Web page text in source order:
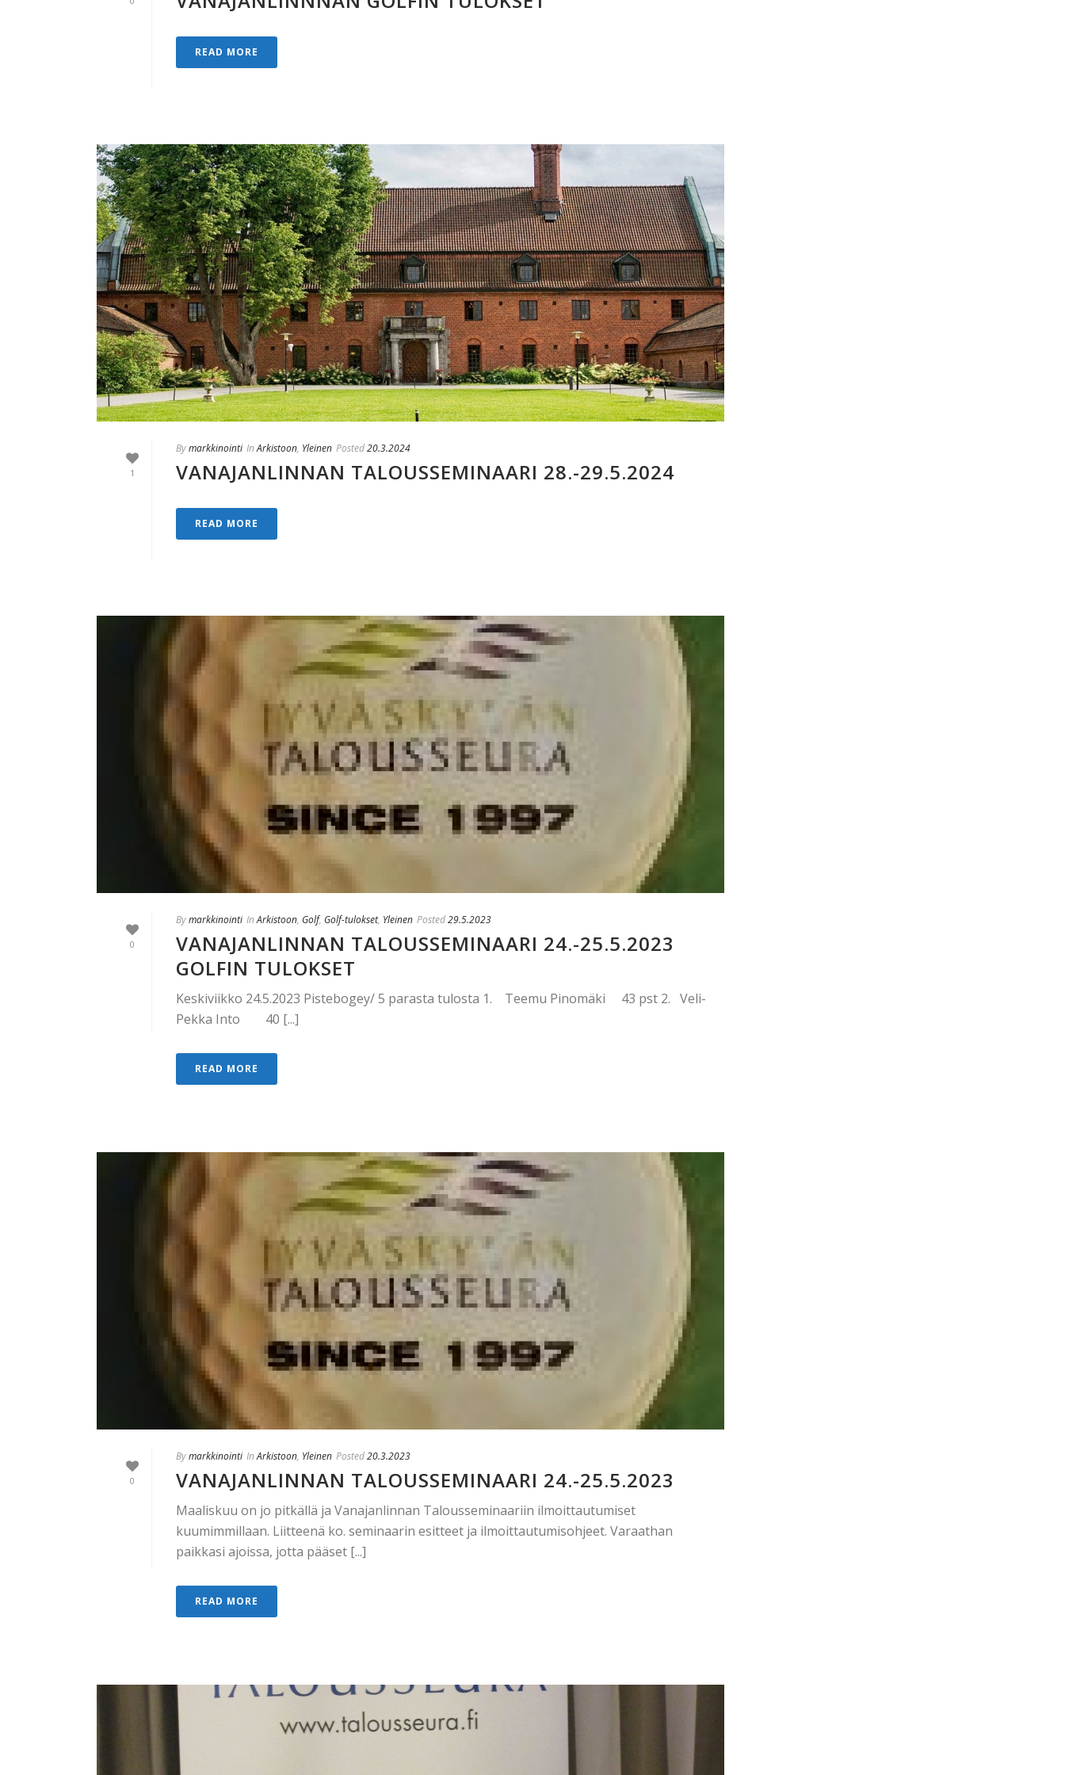
READ MORE
1
Bymarkkinointi In Arkistoon, Yleinen Posted20.3.2024
VANAJANLINNAN TALOUSSEMINAARI 28.-29.5.2024
READ MORE
0
Bymarkkinointi In Arkistoon, Golf, Golf-tulokset, Yleinen Posted29.5.2023
VANAJANLINNAN TALOUSSEMINAARI 24.-25.5.2023
GOLFIN TULOKSET
Keskiviikko 24.5.2023 Pistebogey/ 5 parasta tulosta 1. Teemu Pinomäki 43 pst 2. Veli-
Pekka Into 40 [...]
READ MORE
0
Bymarkkinointi In Arkistoon, Yleinen Posted20.3.2023
VANAJANLINNAN TALOUSSEMINAARI 24.-25.5.2023
Maaliskuu on jo pitkällä ja Vanajanlinnan Talousseminaariin ilmoittautumiset
kuumimmillaan. Liitteenä ko. seminaarin esitteet ja ilmoittautumisohjeet. Varaathan
paikkasi ajoissa, jotta pääset [...]
READ MORE